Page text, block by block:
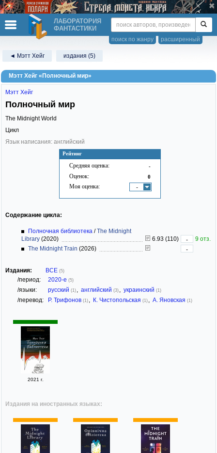
ЛАБОРАТОРИЯ
ФАНТАСТИКИ
расширенный
поиск по жанру
◄ Мэтт Хейг издания (5)
Мэтт Хейг «Полночный мир»
Рейтинг
Средняя оценка: -
Оценок: 0
Моя оценка: -
Мэтт Хейг
Полночный мир
The Midnight World
Цикл
Язык написания: английский
Содержание цикла:
Полночная библиотека /The Midnight
Library (2020) 6.93 (110) -
9 отз.
The Midnight Train (2026) -
Издания: ВСЕ (5)
/период: 2020-е (5)
/языки: русский (1) английский (3) украинский (1)
/перевод: Р. Трифонов (1) К. Чистопольская (1) А. Яновская (1)
2021 г.
Издания на иностранных языках: